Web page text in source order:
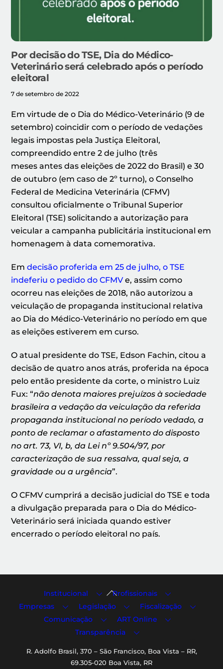
Por decisão do TSE, Dia do Médico-
Veterinário será celebrado após o período
eleitoral
7 de setembro de 2022
Em virtude de o Dia do Médico-Veterinário (9 de
setembro) coincidir com o período de vedações
legais impostas pela Justiça Eleitoral,
compreendido entre 2 de julho (três
meses antes das eleições de 2022 do Brasil) e 30
de outubro (em caso de 2º turno), o Conselho
Federal de Medicina Veterinária (CFMV)
consultou oficialmente o Tribunal Superior
Eleitoral (TSE) solicitando a autorização para
veicular a campanha publicitária institucional em
homenagem à data comemorativa.
Emdecisão proferida em 25 de julho, o TSE
indeferiu o pedido do CFMVe, assim como
ocorreu nas eleições de 2018, não autorizou a
veiculação de propaganda institucional relativa
ao Dia do Médico-Veterinário no período em que
as eleições estiverem em curso.
O atual presidente do TSE, Edson Fachin, citou a
decisão de quatro anos atrás, proferida na época
pelo então presidente da corte, o ministro Luiz
Fux: “não denota maiores prejuízos à sociedade
brasileira a vedação da veiculação da referida
propaganda institucional no período vedado, a
ponto de reclamar o afastamento do disposto
no art. 73, VI, b, da Lei nº 9.504/97, por
caracterização de sua ressalva, qual seja, a
gravidade ou a urgência”.
O CFMV cumprirá a decisão judicial do TSE e toda
a divulgação preparada para o Dia do Médico-
Veterinário será iniciada quando estiver
encerrado o período eleitoral no país.
Back
To
Top
Institucional
Profissionais
Empresas
Legislação
Fiscalização
Comunicação
ART Online
Transparência
R. Adolfo Brasil, 370 – São Francisco, Boa Vista – RR,
69.305-020 Boa Vista, RR